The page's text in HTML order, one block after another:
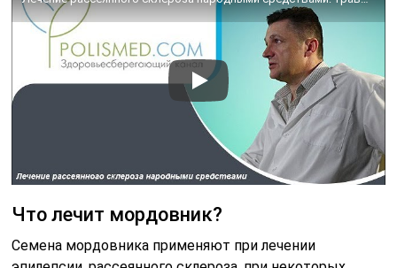
Что лечит мордовник?
Семена мордовника применяют при лечении